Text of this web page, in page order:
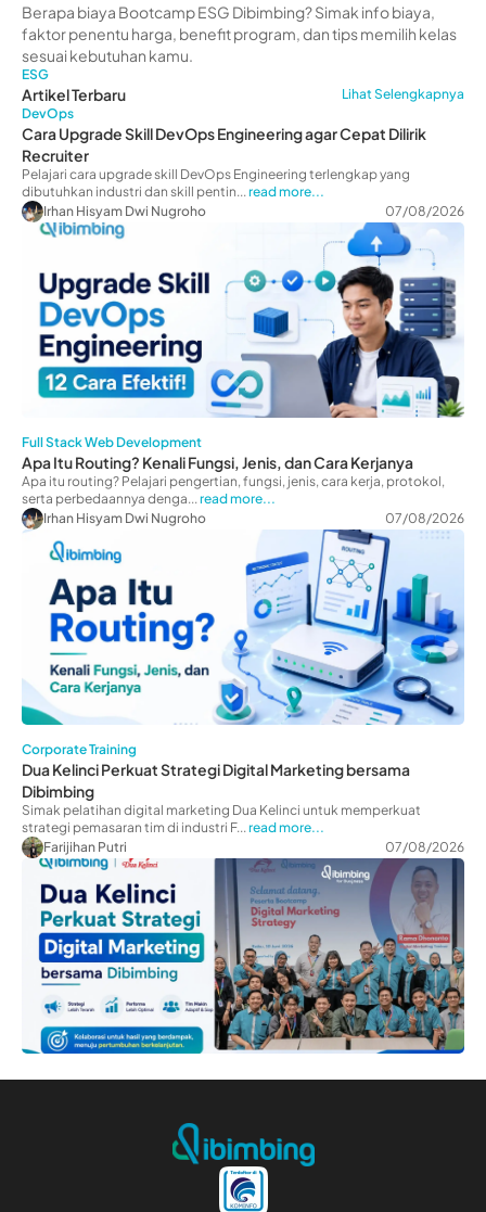
Berapa biaya Bootcamp ESG Dibimbing? Simak info biaya,
faktor penentu harga, benefit program, dan tips memilih kelas
sesuai kebutuhan kamu.
ESG
Artikel Terbaru
Lihat Selengkapnya
DevOps
Cara Upgrade Skill DevOps Engineering agar Cepat Dilirik
Recruiter
Pelajari cara upgrade skill DevOps Engineering terlengkap yang
dibutuhkan industri dan skill pentin... read more...
Irhan Hisyam Dwi Nugroho
07/08/2026
Full Stack Web Development
Apa Itu Routing? Kenali Fungsi, Jenis, dan Cara Kerjanya
Apa itu routing? Pelajari pengertian, fungsi, jenis, cara kerja, protokol,
serta perbedaannya denga... read more...
Irhan Hisyam Dwi Nugroho
07/08/2026
Corporate Training
Dua Kelinci Perkuat Strategi Digital Marketing bersama
Dibimbing
Simak pelatihan digital marketing Dua Kelinci untuk memperkuat
strategi pemasaran tim di industri F... read more...
Farijihan Putri
07/08/2026